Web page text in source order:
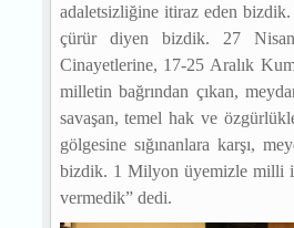
adaletsizliğine itiraz eden
çürür diyen bizdik. 27 Nisan
Cinayetlerine, 17-25 Aralık
milletin bağrından çıkan,
savaşan, temel hak ve
gölgesine sığınanlara karşı,
bizdik. 1 Milyon üyemizle milli
vermedik” dedi.